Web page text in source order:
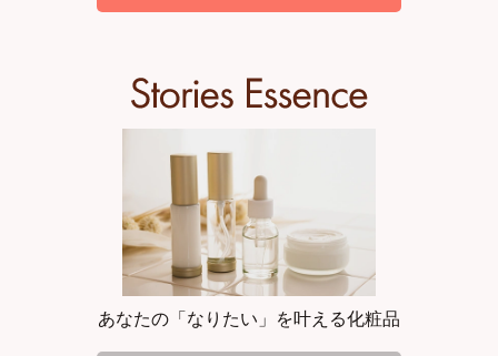
あなたの「なりたい」を叶える化粧品